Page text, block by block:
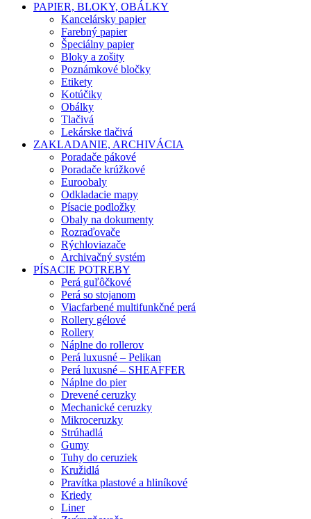
PAPIER, BLOKY, OBÁLKY
Kancelársky papier
Farebný papier
Špeciálny papier
Bloky a zošity
Poznámkové bločky
Etikety
Kotúčiky
Obálky
Tlačivá
Lekárske tlačivá
ZAKLADANIE, ARCHIVÁCIA
Poradače pákové
Poradače krúžkové
Euroobaly
Odkladacie mapy
Písacie podložky
Obaly na dokumenty
Rozraďovače
Rýchloviazače
Archivačný systém
PÍSACIE POTREBY
Perá guľôčkové
Perá so stojanom
Viacfarbené multifunkčné perá
Rollery gélové
Rollery
Náplne do rollerov
Perá luxusné – Pelikan
Perá luxusné – SHEAFFER
Náplne do pier
Drevené ceruzky
Mechanické ceruzky
Mikroceruzky
Strúhadlá
Gumy
Tuhy do ceruziek
Kružidlá
Pravítka plastové a hliníkové
Kriedy
Liner